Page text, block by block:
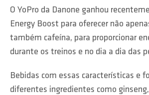
O YoPro da Danone ganhou
Energy Boost para oferecer não
também cafeína, para proporcionar
durante os treinos e no dia a dia das
Bebidas com essas características e
diferentes ingredientes como